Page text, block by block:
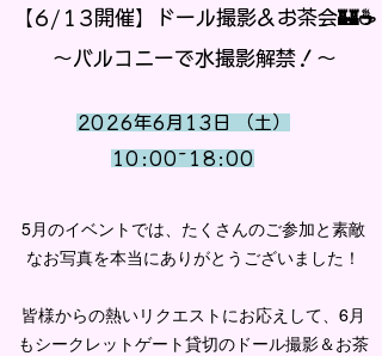
【6/13開催】ドール撮影＆お茶会🏰☕️
〜バルコニーで水撮影解禁！〜
2026年6月13日 （土）
10:00~18:00
5月のイベントでは、たくさんのご参加と素敵
なお写真を本当にありがとうございました！
皆様からの熱いリクエストにお応えして、6月
もシークレットゲート貸切のドール撮影＆お茶